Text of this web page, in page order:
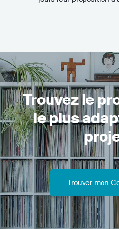
Trouvez le
le plus
Trouver mon